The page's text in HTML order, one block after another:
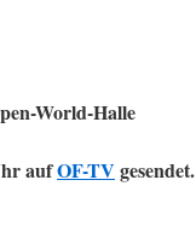
World-Halle
aufOF-TVgesendet.